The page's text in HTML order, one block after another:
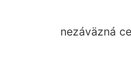
nezáväzná